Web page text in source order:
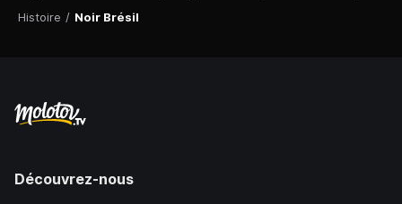
Histoire / Noir Brésil
Découvrez-nous